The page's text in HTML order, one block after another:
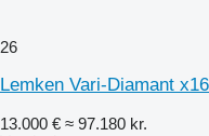
26
Lemken Vari-Diamant
13.000 € ≈ 97.180 kr.